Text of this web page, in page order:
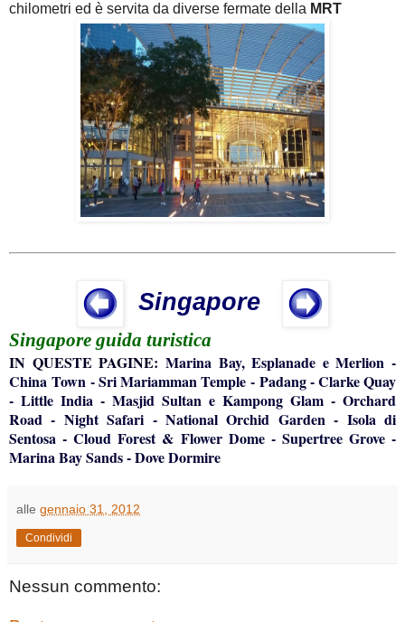
chilometri ed è servita da diverse fermate della MRT
Singapore
Singapore guida turistica
IN QUESTE PAGINE: Marina Bay, Esplanade e Merlion -
China Town -Sri Mariamman Temple - Padang-Clarke Quay
- Little India - Masjid Sultan e Kampong Glam - Orchard
Road - Night Safari -National Orchid Garden- Isola di
Sentosa -Cloud Forest & Flower Dome- Supertree Grove-
Marina Bay Sands-Dove Dormire
alle gennaio 31, 2012
Condividi
Nessun commento: